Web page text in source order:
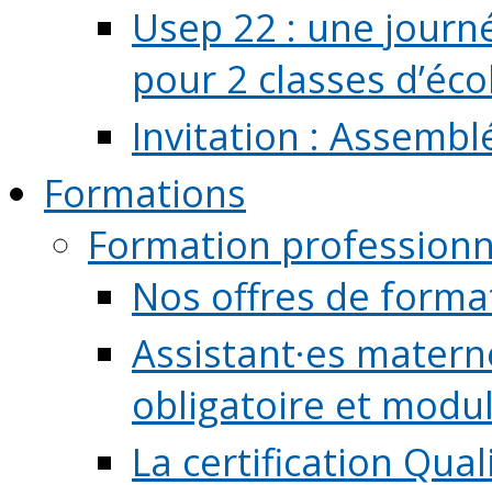
Usep 22 : une
pour 2 classes
Invitation :
Formations
Formation
Nos offres de
Assistant·es
obligatoire et
La certification